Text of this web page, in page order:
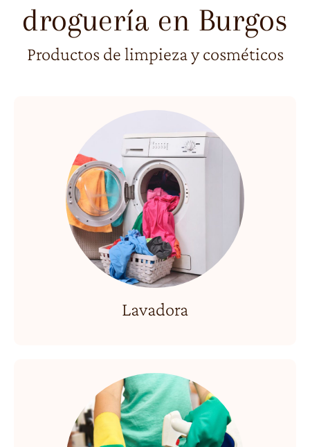
droguería en Burgos
Productos de limpieza y cosméticos
Lavadora